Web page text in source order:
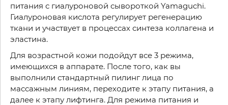
питания с гиалуроновой сывороткой Yamaguchi.
Гиалуроновая кислота регулирует регенерацию
ткани и участвует в процессах синтеза коллагена и
эластина.
Для возрастной кожи подойдут все 3 режима,
имеющихся в аппарате. После того, как вы
выполнили стандартный пилинг лица по
массажным линиям, переходите к этапу питания, а
далее к этапу лифтинга. Для режима питания и